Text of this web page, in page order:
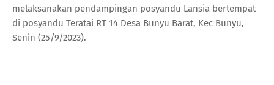
melaksanakan pendampingan posyandu Lansia bertempat
di posyandu Teratai RT 14 Desa Bunyu Barat, Kec Bunyu,
Senin (25/9/2023).